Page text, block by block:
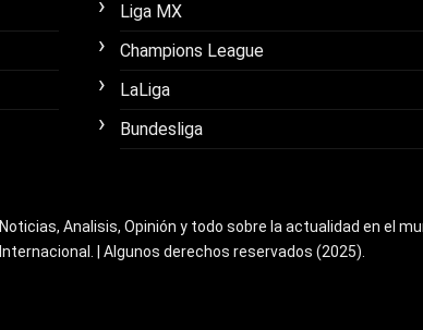
Liga MX
Champions League
LaLiga
Bundesliga
Noticias, Analisis, Opinión y todo sobre la actualidad en el
Internacional. | Algunos derechos reservados (2025).